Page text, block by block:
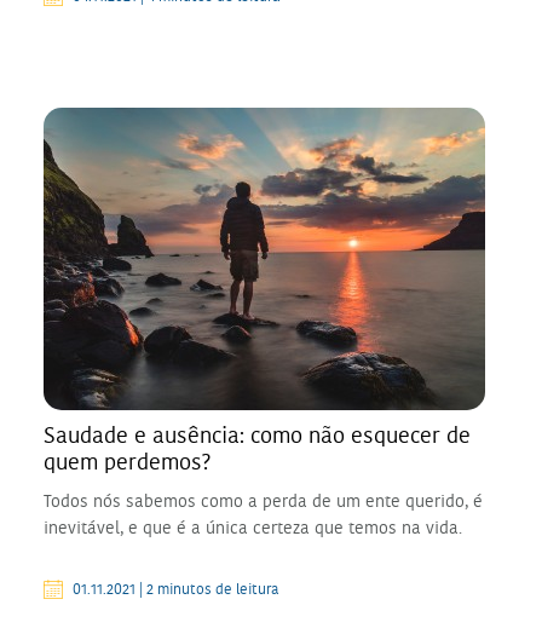
Saudade e ausência: como não esquecer de
quem perdemos?
Todos nós sabemos como a perda de um ente querido, é
inevitável, e que é a única certeza que temos na vida.
01.11.2021 | 2 minutos de leitura